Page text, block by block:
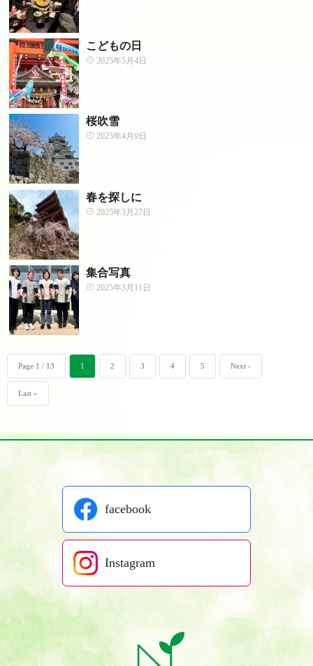
こどもの日
2025年5月4日
桜吹雪
2025年4月9日
春を探しに
2025年3月27日
集合写真
2025年3月11日
Page 1 / 13 1 2 3 4 5 Next ›
Last »
facebook
Instagram